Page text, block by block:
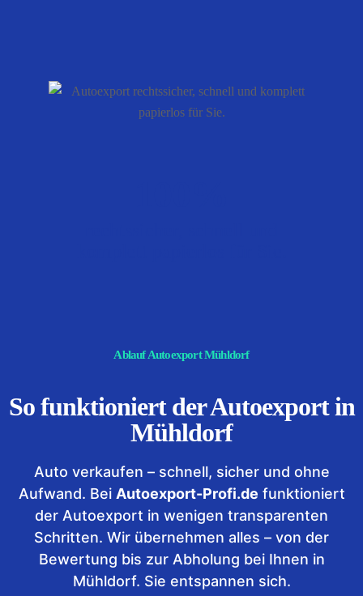
Ablauf Autoexport Mühldorf
So funktioniert der Autoexport in
Mühldorf
Auto verkaufen – schnell, sicher und ohne
Aufwand. Bei Autoexport-Profi.de funktioniert
der Autoexport in wenigen transparenten
Schritten. Wir übernehmen alles – von der
Bewertung bis zur Abholung bei Ihnen in
Mühldorf. Sie entspannen sich.